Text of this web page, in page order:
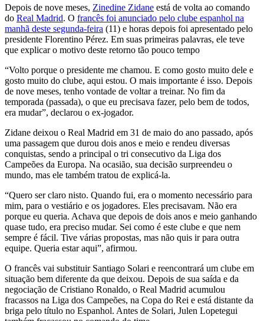
Depois de nove meses, Zinedine Zidane está de volta ao comando
do Real Madrid. O francês foi anunciado pelo clube espanhol na
manhã deste segunda-feira (11) e horas depois foi apresentado pelo
presidente Florentino Pérez. Em suas primeiras palavras, ele teve
que explicar o motivo deste retorno tão pouco tempo
“Volto porque o presidente me chamou. E como gosto muito dele e
gosto muito do clube, aqui estou. O mais importante é isso. Depois
de nove meses, tenho vontade de voltar a treinar. No fim da
temporada (passada), o que eu precisava fazer, pelo bem de todos,
era mudar”, declarou o ex-jogador.
Zidane deixou o Real Madrid em 31 de maio do ano passado, após
uma passagem que durou dois anos e meio e rendeu diversas
conquistas, sendo a principal o tri consecutivo da Liga dos
Campeões da Europa. Na ocasião, sua decisão surpreendeu o
mundo, mas ele também tratou de explicá-la.
“Quero ser claro nisto. Quando fui, era o momento necessário para
mim, para o vestiário e os jogadores. Eles precisavam. Não era
porque eu queria. Achava que depois de dois anos e meio ganhando
quase tudo, era preciso mudar. Sei como é este clube e que nem
sempre é fácil. Tive várias propostas, mas não quis ir para outra
equipe. Queria estar aqui”, afirmou.
O francês vai substituir Santiago Solari e reencontrará um clube em
situação bem diferente da que deixou. Depois de sua saída e da
negociação de Cristiano Ronaldo, o Real Madrid acumulou
fracassos na Liga dos Campeões, na Copa do Rei e está distante da
briga pelo título no Espanhol. Antes de Solari, Julen Lopetegui